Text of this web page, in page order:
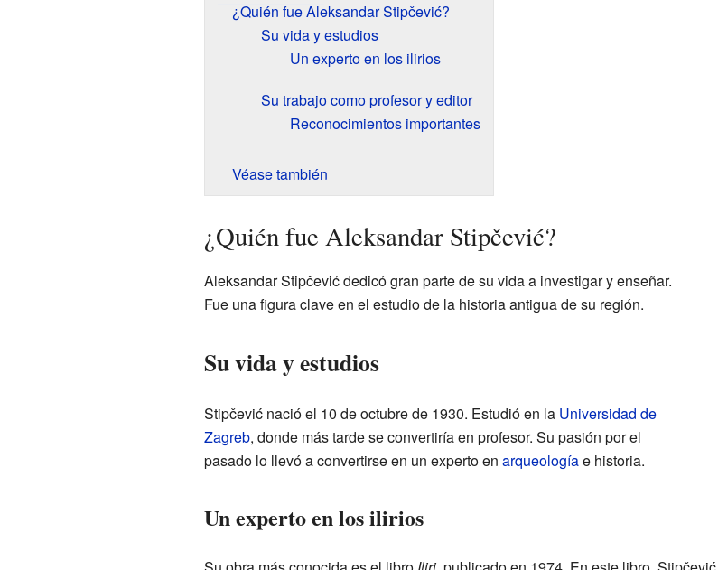
¿Quién fue Aleksandar Stipčević?
Su vida y estudios
Un experto en los ilirios
Su trabajo como profesor y editor
Reconocimientos importantes
Véase también
¿Quién fue Aleksandar Stipčević?
Aleksandar Stipčević dedicó gran parte de su vida a investigar y enseñar.
Fue una figura clave en el estudio de la historia antigua de su región.
Su vida y estudios
Stipčević nació el 10 de octubre de 1930. Estudió en la Universidad de
Zagreb, donde más tarde se convertiría en profesor. Su pasión por el
pasado lo llevó a convertirse en un experto en arqueologíae historia.
Un experto en los ilirios